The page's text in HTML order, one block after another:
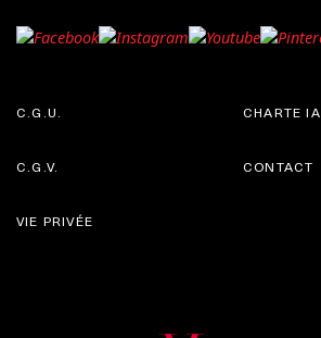
C.G.U.
C.G.V.
CHARTE IA
CONTACT
VIE PRIVÉE